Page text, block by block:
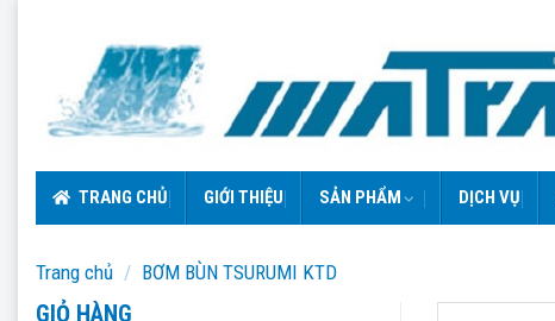
TRANG CHỦ GIỚI THIỆU SẢN PHẨM DỊCH VỤ
Trang chủ / BƠM BÙN TSURUMI KTD
GIỎ HÀNG